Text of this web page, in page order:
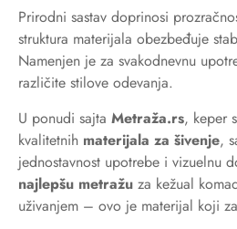
Prirodni sastav doprinosi
struktura materijala obezbeđuje
Namenjen je za svakodnevnu
različite stilove odevanja.
U ponudi sajta Metraža.rs, keper
kvalitetnih materijala za šivenje,
jednostavnost upotrebe i vizuelnu
najlepšu metražu za kežual
uživanjem – ovo je materijal koji